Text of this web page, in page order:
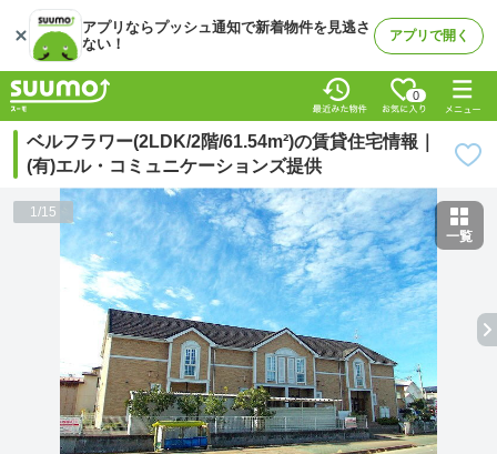
アプリならプッシュ通知で新着物件を見逃さ
ない！
アプリで開く
0
ベルフラワー(2LDK/2階/61.54m²)の賃貸住宅情報｜
(有)エル・コミュニケーションズ提供
1/15
一覧